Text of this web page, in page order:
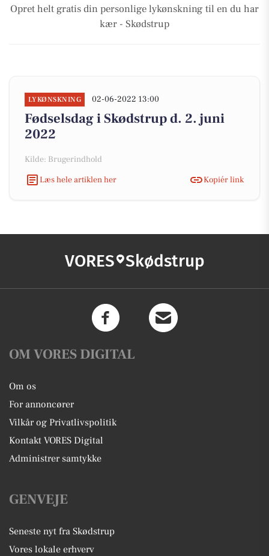
Opret helt gratis din personlige lykønskning til en du har
kær - Skødstrup
LYKØNSKNING 02-06-2022 13:00
Fødselsdag i Skødstrup d. 2. juni
2022
Kilde: Brugerindhold
Læs hele artiklen her
Kopiér link
VORES Skødstrup
OM VORES DIGITAL
Om os
For annoncører
Vilkår og Privatlivspolitik
Kontakt VORES Digital
Administrer samtykke
GENVEJE
Seneste nyt fra Skødstrup
Vores lokale erhverv